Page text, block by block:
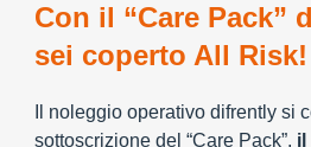
Con il “Care Pack”
sei coperto All Risk!
Il noleggio operativo difrently si
sottoscrizione del “Care Pack”, il